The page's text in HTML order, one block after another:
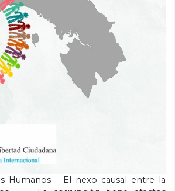
Humanos El nexo causal entre la